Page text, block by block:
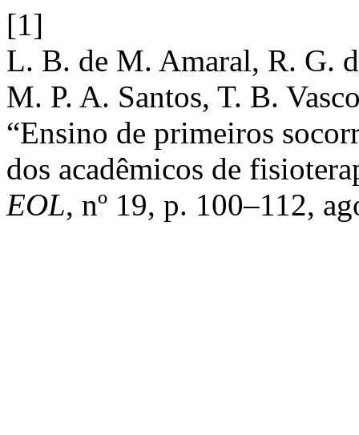
[1]
L. B. de M. Amaral, R. G.
M. P. A. Santos, T. B.
“Ensino de primeiros
dos acadêmicos de
EOL, nº 19, p. 100–112,